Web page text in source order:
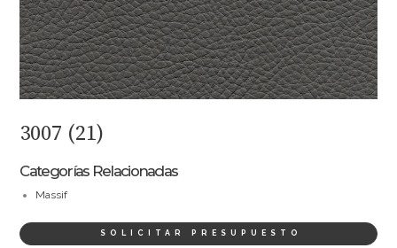
3007 (21)
Categorías Relacionadas
Massif
SOLICITAR PRESUPUESTO